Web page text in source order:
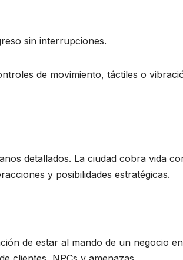
sin interrupciones.
de movimiento, táctiles o
detallados. La ciudad cobra vida
y posibilidades estratégicas.
de estar al mando de un negocio